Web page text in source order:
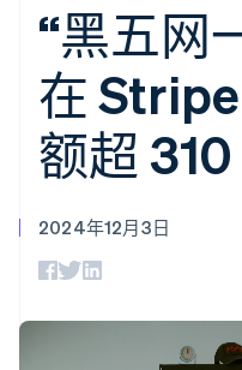
Managed
Payments
备案商家解决
方案
Payment links
无代码支付
Checkout
面
Elements
灵活的 UI 组件
支付方式
上
按
订
一
账单
自
按应用场
智能体
加密货
电子商务
平台
SaaS
Stripe
指南
接受线
务
支持
获取
托管
产品
“黑五网
在
额超
2024年12月3日